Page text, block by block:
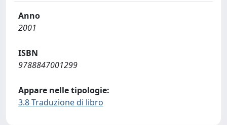
Anno
2001
ISBN
9788847001299
Appare nelle tipologie:
3.8 Traduzione di libro